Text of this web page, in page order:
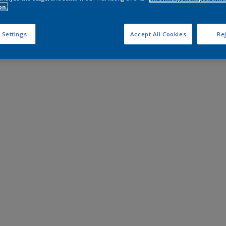
Settings Accept All Cookies